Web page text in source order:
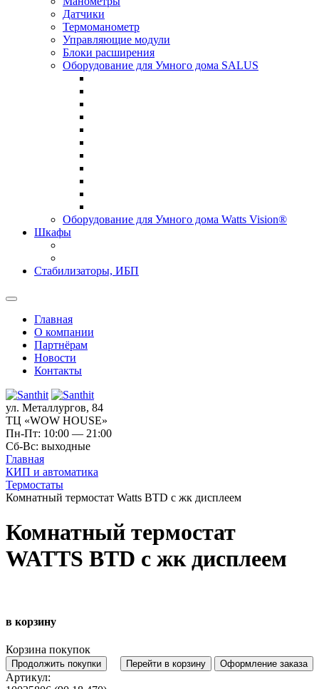
Датчики
Термоманометр
Управляющие модули
Блоки расширения
Оборудование для Умного дома SALUS
Оборудование для Умного дома Watts Vision®
Шкафы
Стабилизаторы, ИБП
Главная
О компании
Партнёрам
Новости
Контакты
ул. Металлургов, 84
ТЦ «WOW HOUSE»
Пн-Пт: 10:00 — 21:00
Сб-Вс: выходные
Главная
КИП и автоматика
Термостаты
Комнатный термостат Watts BTD c жк дисплеем
Комнатный термостат
WATTS BTD c жк дисплеем
в корзину
Корзина покупок
Продолжить покупки Перейти в корзину Оформление заказа
Артикул: